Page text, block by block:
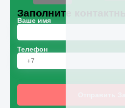
Заполните
Ваше имя
Телефон